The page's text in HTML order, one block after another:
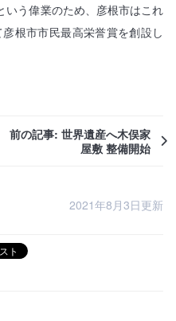
う偉業のため、彦根市はこれ
根市市民最高栄誉賞を創設し
前の記事: 世界遺産へ木俣家
屋敷 整備開始
2021年8月3日更新